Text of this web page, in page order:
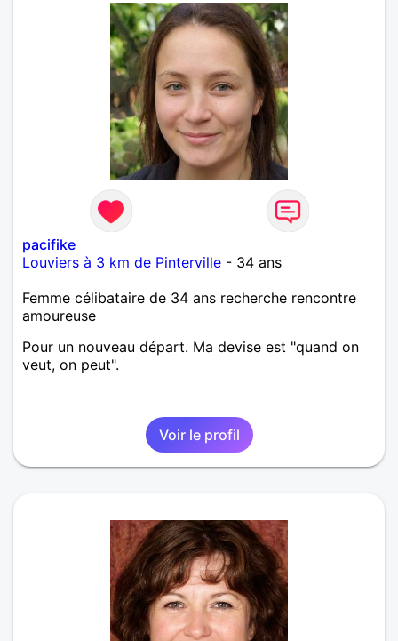
pacifike
Louviers à 3 km de Pinterville - 34 ans
Femme célibataire de 34 ans recherche rencontre
amoureuse
Pour un nouveau départ. Ma devise est "quand on
veut, on peut".
Voir le profil